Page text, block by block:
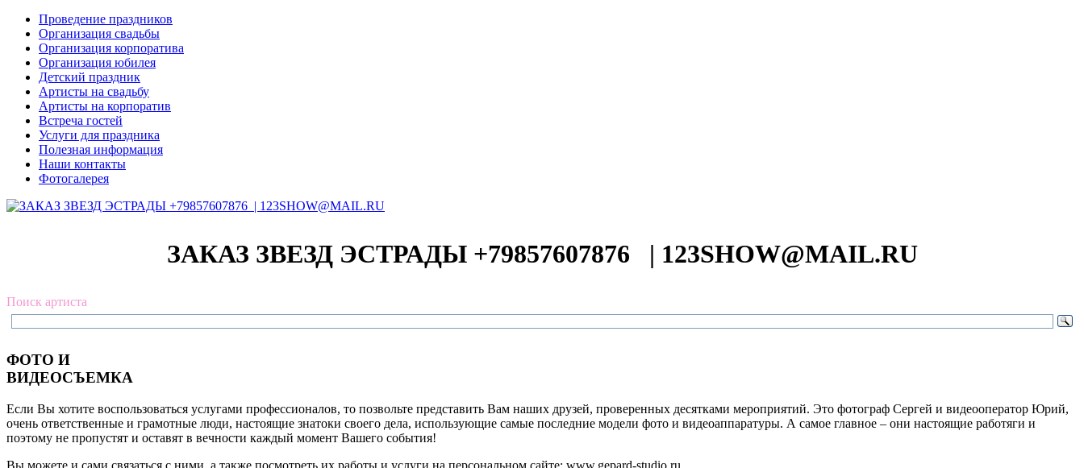
Проведение праздников
Организация свадьбы
Организация корпоратива
Организация юбилея
Детский праздник
Артисты на свадьбу
Артисты на корпоратив
Встреча гостей
Услуги для праздника
Полезная информация
Наши контакты
Фотогалерея
ЗАКАЗ ЗВЕЗД ЭСТРАДЫ +79857607876 | 123SHOW@MAIL.RU
Поиск артиста
ФОТО И
ВИДЕОСЪЕМКА
Если Вы хотите воспользоваться услугами профессионалов, то позвольте представить Вам наших друзей, проверенных десятками мероприятий. Это фотограф Сергей и видеооператор Юрий,
очень ответственные и грамотные люди, настоящие знатоки своего дела, использующие самые последние модели фото и видеоаппаратуры. А самое главное – они настоящие работяги и
поэтому не пропустят и оставят в вечности каждый момент Вашего события!
Вы можете и сами связаться с ними, а также посмотреть их работы и услуги на персональном сайте: www.gepard-studio.ru